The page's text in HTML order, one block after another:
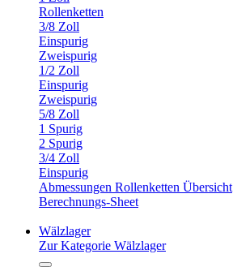
Rollenketten
3/8 Zoll
Einspurig
Zweispurig
1/2 Zoll
Einspurig
Zweispurig
5/8 Zoll
1 Spurig
2 Spurig
3/4 Zoll
Einspurig
Abmessungen Rollenketten Übersicht
Berechnungs-Sheet
Wälzlager
Zur Kategorie Wälzlager